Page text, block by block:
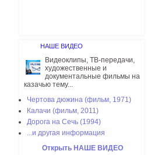
НАШЕ ВИДЕО
Видеоклипы, ТВ-передачи,
художественные и
документальные фильмы на
казачью тему...
Чертова дюжина (фильм, 1971)
Калачи (фильм, 2011)
Дорога на Сечь (1994)
...и другая информация
Открыть НАШЕ ВИДЕО